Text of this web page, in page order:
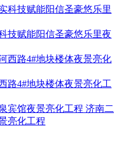
技赋能阳信圣豪悠乐里夜
路4#地块楼体夜景亮化工
济南二
亮化工程